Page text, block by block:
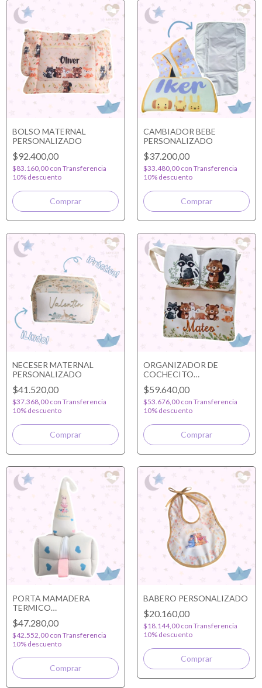
BOLSO MATERNAL
PERSONALIZADO
$92.400,00
$83.160,00 con Transferencia
10% descuento
CAMBIADOR BEBE
PERSONALIZADO
$37.200,00
$33.480,00 con Transferencia
10% descuento
NECESER MATERNAL
PERSONALIZADO
$41.520,00
$37.368,00 con Transferencia
10% descuento
ORGANIZADOR DE
COCHECITO
PERSONALIZADO
$59.640,00
$53.676,00 con Transferencia
10% descuento
PORTA MAMADERA
TERMICO
PERSONALIZADO
$47.280,00
$42.552,00 con Transferencia
10% descuento
BABERO PERSONALIZADO
$20.160,00
$18.144,00 con Transferencia
10% descuento